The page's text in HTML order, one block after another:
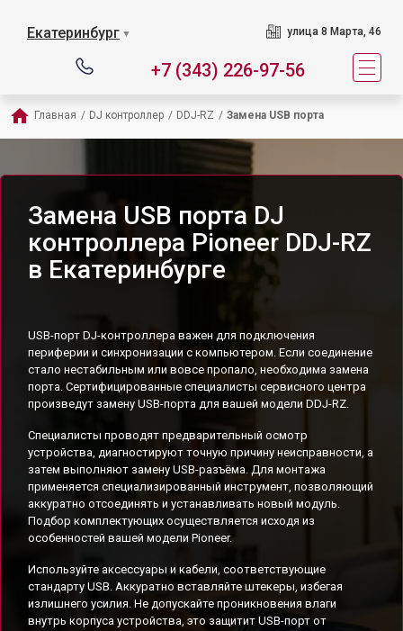
Екатеринбург ▼ улица 8 Марта, 46
+7 (343) 226-97-56
Главная / DJ контроллер / DDJ-RZ / Замена USB порта
Замена USB порта DJ
контроллера Pioneer DDJ-RZ
в Екатеринбурге
USB-порт DJ-контроллера важен для подключения
периферии и синхронизации с компьютером. Если соединение
стало нестабильным или вовсе пропало, необходима замена
порта. Сертифицированные специалисты сервисного центра
произведут замену USB-порта для вашей модели DDJ-RZ.
Специалисты проводят предварительный осмотр
устройства, диагностируют точную причину неисправности, а
затем выполняют замену USB-разъёма. Для монтажа
применяется специализированный инструмент, позволяющий
аккуратно отсоединять и устанавливать новый модуль.
Подбор комплектующих осуществляется исходя из
особенностей вашей модели Pioneer.
Используйте аксессуары и кабели, соответствующие
стандарту USB. Аккуратно вставляйте штекеры, избегая
излишнего усилия. Не допускайте проникновения влаги
внутрь корпуса устройства, это защитит USB-порт от